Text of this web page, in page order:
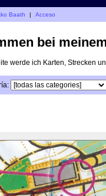
Baath | Acceso
bei
werde ich Karten, Strecken